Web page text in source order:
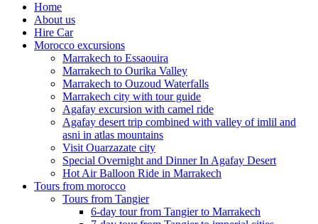
Home
About us
Hire Car
Morocco excursions
Marrakech to Essaouira
Marrakech to Ourika Valley
Marrakech to Ouzoud Waterfalls
Marrakech city with tour guide
Agafay excursion with camel ride
Agafay desert trip combined with valley of imlil and
asni in atlas mountains
Visit Ouarzazate city
Special Overnight and Dinner In Agafay Desert
Hot Air Balloon Ride in Marrakech
Tours from morocco
Tours from Tangier
6-day tour from Tangier to Marrakech